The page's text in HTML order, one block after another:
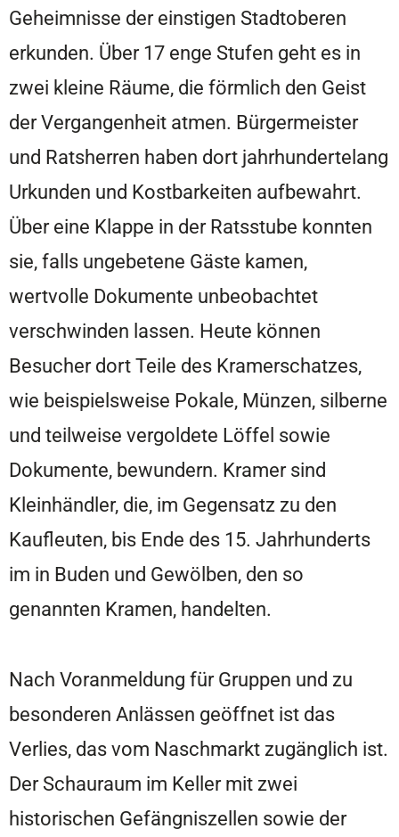
Geheimnisse der einstigen Stadtoberen
erkunden. Über 17 enge Stufen geht es in
zwei kleine Räume, die förmlich den Geist
der Vergangenheit atmen. Bürgermeister
und Ratsherren haben dort jahrhundertelang
Urkunden und Kostbarkeiten aufbewahrt.
Über eine Klappe in der Ratsstube konnten
sie, falls ungebetene Gäste kamen,
wertvolle Dokumente unbeobachtet
verschwinden lassen. Heute können
Besucher dort Teile des Kramerschatzes,
wie beispielsweise Pokale, Münzen, silberne
und teilweise vergoldete Löffel sowie
Dokumente, bewundern. Kramer sind
Kleinhändler, die, im Gegensatz zu den
Kaufleuten, bis Ende des 15. Jahrhunderts
im in Buden und Gewölben, den so
genannten Kramen, handelten.
Nach Voranmeldung für Gruppen und zu
besonderen Anlässen geöffnet ist das
Verlies, das vom Naschmarkt zugänglich ist.
Der Schauraum im Keller mit zwei
historischen Gefängniszellen sowie der